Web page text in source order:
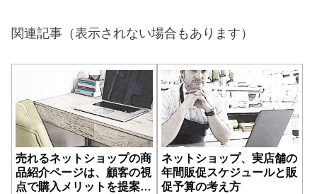
関連記事（表示されない場合もあります）
売れるネットショップの商
品紹介ページは、顧客の視
点で購入メリットを提案し
ネットショップ、実店舗の
年間販促スケジュールと販
促予算の考え方